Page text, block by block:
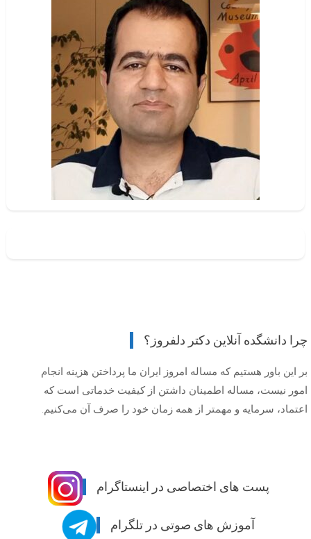
چرا دانشگده آنلاین دکتر دلفروز؟
بر این باور هستیم که مساله امروز ایران ما پرداختن هزینه انجام
امور نیست، مساله اطمینان داشتن از کیفیت خدماتی است که
اعتماد، سرمایه و مهمتر از همه زمان خود را صرف آن می‌کنیم.
پست های اختصاصی در اینستاگرام
آموزش های صوتی در تلگرام